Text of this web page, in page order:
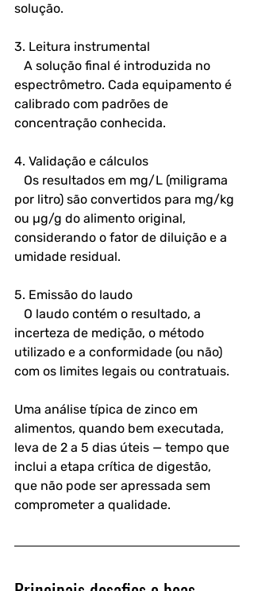
solução.
3. Leitura instrumental
espectrômetro. Cada equipamento é
calibrado com padrões de
concentração conhecida.
4. Validação e cálculos
por litro) são convertidos para mg/kg
ou µg/g do alimento original,
considerando o fator de diluição e a
umidade residual.
5. Emissão do laudo
incerteza de medição, o método
utilizado e a conformidade (ou não)
com os limites legais ou contratuais.
Uma análise típica de zinco em
alimentos, quando bem executada,
leva de 2 a 5 dias úteis — tempo que
inclui a etapa crítica de digestão,
que não pode ser apressada sem
comprometer a qualidade.